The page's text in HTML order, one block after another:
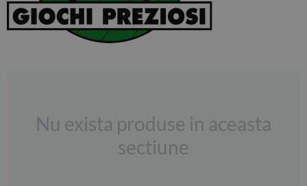
Nu exista produse in aceasta
sectiune